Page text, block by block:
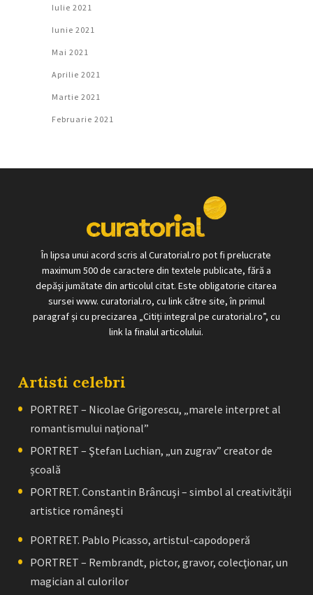
Iulie 2021
Iunie 2021
Mai 2021
Aprilie 2021
Martie 2021
Februarie 2021
În lipsa unui acord scris al Curatorial.ro pot fi prelucrate
maximum 500 de caractere din textele publicate, fără a
depăși jumătate din articolul citat. Este obligatorie citarea
sursei www. curatorial.ro, cu link către site, în primul
paragraf și cu precizarea „Citiți integral pe curatorial.ro”, cu
link la finalul articolului.
Artisti celebri
PORTRET – Nicolae Grigorescu, „marele interpret al
romantismului naţional”
PORTRET – Ştefan Luchian, „un zugrav” creator de
școală
PORTRET. Constantin Brâncuşi – simbol al creativităţii
artistice româneşti
PORTRET. Pablo Picasso, artistul-capodoperă
PORTRET – Rembrandt, pictor, gravor, colecţionar, un
magician al culorilor